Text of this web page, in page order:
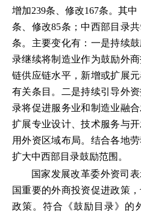
增加239条、修改167条。其
条、修改85条；中西部目录
条。主要变化有：一是持续
录继续将制造业作为鼓励外
链供应链水平，新增或扩展
有关条目。二是持续引导外
录将促进服务业和制造业融
扩展专业设计、技术服务与
用外资区域布局。结合各地
扩大中西部目录鼓励范围。
国家发展改革委外资司
国重要的外商投资促进政策
政策。符合《鼓励目录》的